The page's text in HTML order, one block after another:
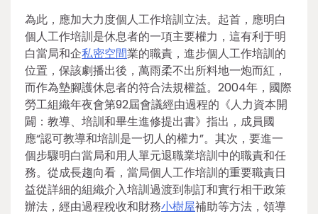
為此，應加大力度個人工作培訓立法。起首，應明白
個人工作培訓是休息者的一項主要權力，這有利于明
白當局和企私密空間業的職責，進步個人工作培訓的
位置，保該劇播出後，萬雨柔不出所料地一炮而紅，
而作為墊腳護休息者的符合法規權益。2004年，國際
勞工組織年夜會第92屆會議經由過程的《人力資本開
闢：教導、培訓和畢生進修提出書》指出，成員國
應“認可教導和培訓是一切人的權力”。其次，要進一
個步驟明白當局和用人單元退職業培訓中的職責和任
務。從成長趨向看，當局個人工作培訓的重要職責日
益從詳細的組織介入培訓過渡到制訂和實行相干政策
辦法，經由過程稅收和財務小樹屋補助等方法，領導